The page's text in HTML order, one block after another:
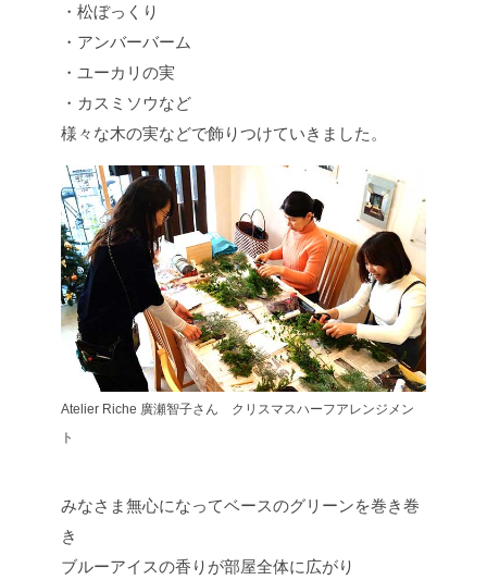
・松ぼっくり
・アンバーバーム
・ユーカリの実
・カスミソウなど
様々な木の実などで飾りつけていきました。
Atelier Riche 廣瀬智子さん クリスマスハーフアレンジメン
ト
みなさま無心になってベースのグリーンを巻き巻
き
ブルーアイスの香りが部屋全体に広がり